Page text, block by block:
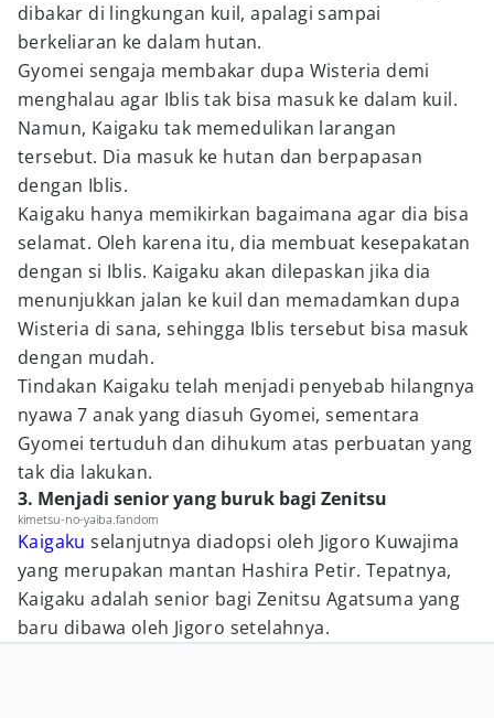
dibakar di lingkungan kuil, apalagi sampai
berkeliaran ke dalam hutan.
Gyomei sengaja membakar dupa Wisteria demi
menghalau agar Iblis tak bisa masuk ke dalam kuil.
Namun, Kaigaku tak memedulikan larangan
tersebut. Dia masuk ke hutan dan berpapasan
dengan Iblis.
Kaigaku hanya memikirkan bagaimana agar dia bisa
selamat. Oleh karena itu, dia membuat kesepakatan
dengan si Iblis. Kaigaku akan dilepaskan jika dia
menunjukkan jalan ke kuil dan memadamkan dupa
Wisteria di sana, sehingga Iblis tersebut bisa masuk
dengan mudah.
Tindakan Kaigaku telah menjadi penyebab hilangnya
nyawa 7 anak yang diasuh Gyomei, sementara
Gyomei tertuduh dan dihukum atas perbuatan yang
tak dia lakukan.
3. Menjadi senior yang buruk bagi Zenitsu
kimetsu-no-yaiba.fandom
Kaigaku selanjutnya diadopsi oleh Jigoro Kuwajima
yang merupakan mantan Hashira Petir. Tepatnya,
Kaigaku adalah senior bagi Zenitsu Agatsuma yang
baru dibawa oleh Jigoro setelahnya.